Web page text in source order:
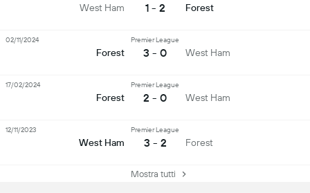
West Ham 1 - 2 Forest
Forest
Premier League
3 - 0 West Ham
02/11/2024
Forest
Premier League
2 - 0 West Ham
17/02/2024
West Ham
Premier League
3 - 2 Forest
12/11/2023
Mostra tutti